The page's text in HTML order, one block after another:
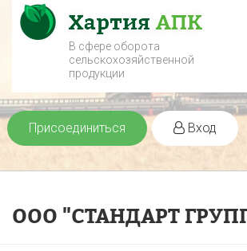
В сфере оборота
сельскохозяйственной
продукции
Присоединиться Вход
ООО "СТАНДАРТ